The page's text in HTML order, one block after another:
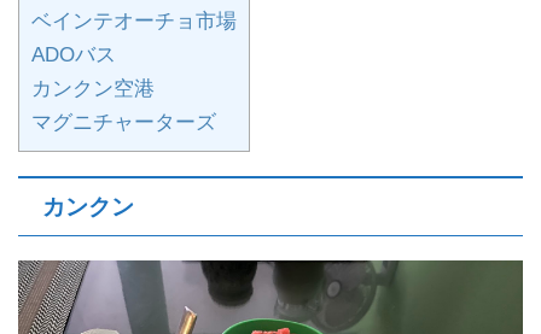
ベインテオーチョ市場
ADOバス
カンクン空港
マグニチャーターズ
カンクン